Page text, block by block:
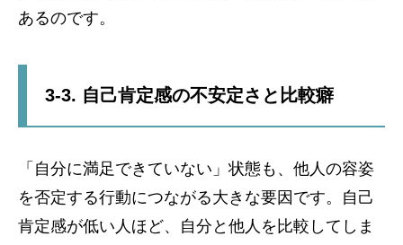
あるのです。
3-3. 自己肯定感の不安定さと比較癖
「自分に満足できていない」状態も、他人の容姿
を否定する行動につながる大きな要因です。自己
肯定感が低い人ほど、自分と他人を比較してしま